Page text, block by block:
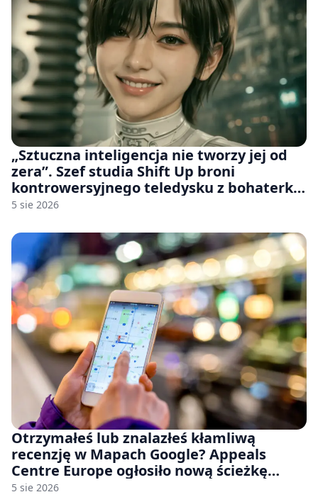
„Sztuczna inteligencja nie tworzy jej od
zera”. Szef studia Shift Up broni
kontrowersyjnego teledysku z bohaterką
Stellar Blade: Blood Rain
5 sie 2026
Otrzymałeś lub znalazłeś kłamliwą
recenzję w Mapach Google? Appeals
Centre Europe ogłosiło nową ścieżkę
odwoławczą dla firm i konsumentów
5 sie 2026